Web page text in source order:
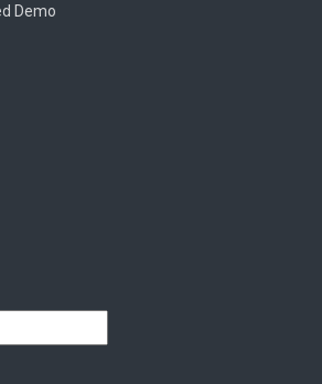
Demo